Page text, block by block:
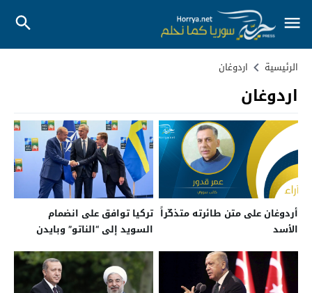
الرئيسية اردوغان
اردوغان
أردوغان على متن طائرته متذكّراً
الأسد
تركيا توافق على انضمام
السويد إلى “الناتو” وبايدن